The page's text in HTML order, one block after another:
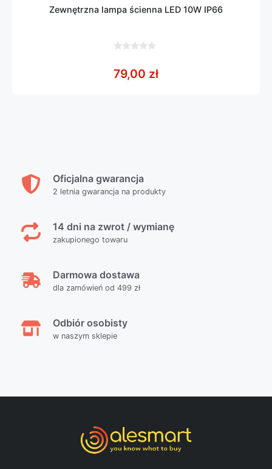
Zewnętrzna lampa ścienna LED 10W IP66
5
79,00 zł
Oficjalna gwarancja
2 letnia gwarancja na produkty
14 dni na zwrot / wymianę
zakupionego towaru
Darmowa dostawa
dla zamówień od 499 zł
Odbiór osobisty
w naszym sklepie